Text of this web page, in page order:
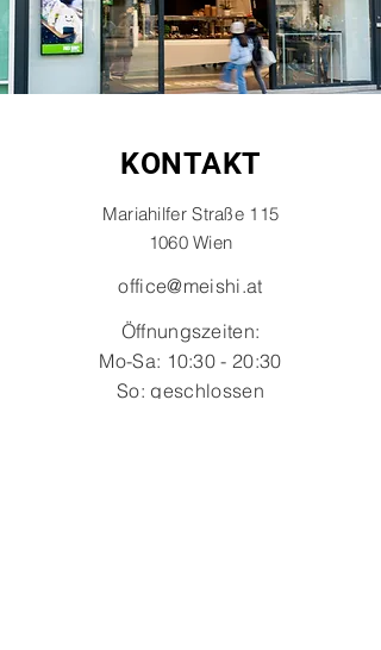
KONTAKT
Mariahilfer Straße 115
1060 Wien
office@meishi.at
Öffnungszeiten:
Mo-Sa: 10:30 - 20:30
So: geschlossen